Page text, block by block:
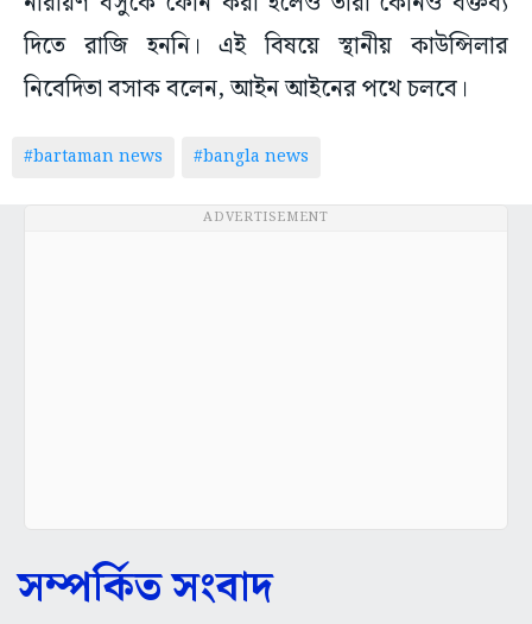
দিতে রাজি হননি। এই বিষয়ে স্থানীয় কাউন্সিলার
নিবেদিতা বসাক বলেন, আইন আইনের পথে চলবে।
#bartaman news #bangla news
ADVERTISEMENT
সম্পর্কিত সংবাদ